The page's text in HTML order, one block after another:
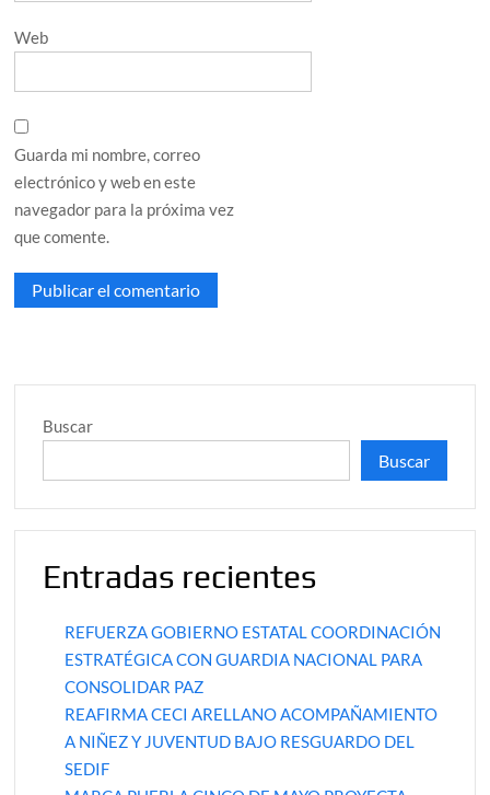
Web
Guarda mi nombre, correo
electrónico y web en este
navegador para la próxima vez
que comente.
Buscar
Buscar
Entradas recientes
REFUERZA GOBIERNO ESTATAL COORDINACIÓN
ESTRATÉGICA CON GUARDIA NACIONAL PARA
CONSOLIDAR PAZ
REAFIRMA CECI ARELLANO ACOMPAÑAMIENTO
A NIÑEZ Y JUVENTUD BAJO RESGUARDO DEL
SEDIF